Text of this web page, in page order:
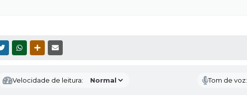
TWITTERWHATSAPPOUTRAS MÍDIAS
Velocidade de leitura: Tom de voz: